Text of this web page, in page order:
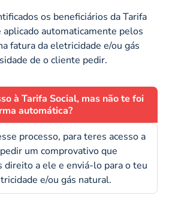
os beneficiários da Tarifa
aplicado automaticamente pelos
fatura da eletricidade e/ou gás
de o cliente pedir.
à Tarifa Social, mas não te foi
automática?
processo, para teres acesso a
um comprovativo que
direito a ele e enviá-lo para o teu
e/ou gás natural.